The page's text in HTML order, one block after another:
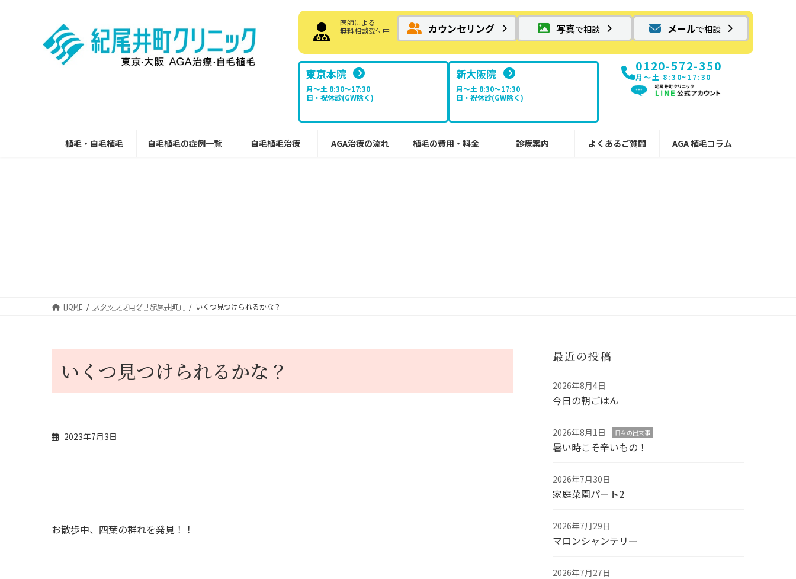
医師による
無料相談受付中
カウンセリング 写真で相談 メールで相談
東京本院
月～土 8:30〜17:30
日・祝休診(GW除く)
新大阪院
月～土 8:30〜17:30
日・祝休診(GW除く)
0120-572-350
月〜土 8:30~17:30
植毛・自毛植毛 自毛植毛の症例一覧 自毛植毛治療 AGA治療の流れ 植毛の費用・料金 診療案内 よくあるご質問 AGA 植毛コラム
HOME スタッフブログ「紀尾井町」 いくつ見つけられるかな？
いくつ見つけられるかな？
2023年7月3日
お散歩中、四葉の群れを発見！！
最近の投稿
2026年8月4日
今日の朝ごはん
2026年8月1日 日々の出来事
暑い時こそ辛いもの！
2026年7月30日
家庭菜園パート2
2026年7月29日
マロンシャンテリー
2026年7月27日